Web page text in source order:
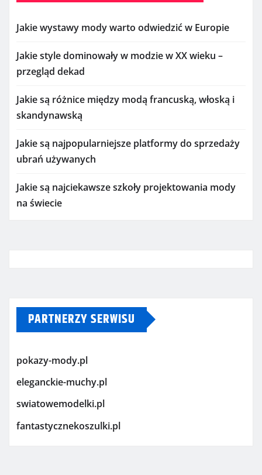
Jakie wystawy mody warto odwiedzić w Europie
Jakie style dominowały w modzie w XX wieku –
przegląd dekad
Jakie są różnice między modą francuską, włoską i
skandynawską
Jakie są najpopularniejsze platformy do sprzedaży
ubrań używanych
Jakie są najciekawsze szkoły projektowania mody
na świecie
PARTNERZY SERWISU
pokazy-mody.pl
eleganckie-muchy.pl
swiatowemodelki.pl
fantastycznekoszulki.pl